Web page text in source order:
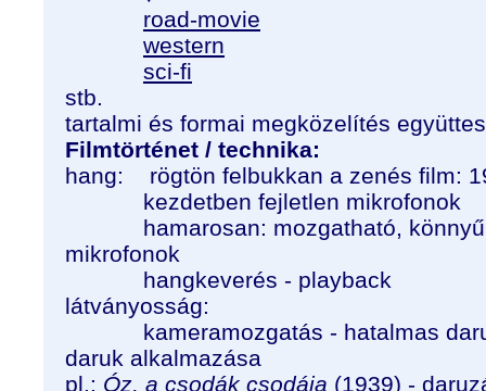
road-movie
western
sci-fi
stb.
tartalmi és formai megközelítés
Filmtörténet / technika:
hang: rögtön felbukkan a zenés film:
kezdetben fejletlen mikrofonok
hamarosan: mozgatható, könnyű,
mikrofonok
hangkeverés - playback
látványosság:
kameramozgatás - hatalmas
daruk alkalmazása
pl.: Óz, a csodák csodája (1939) -